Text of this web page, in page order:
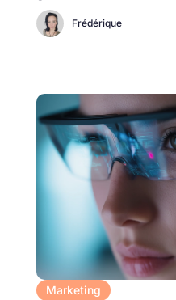
Frédérique
Marketing